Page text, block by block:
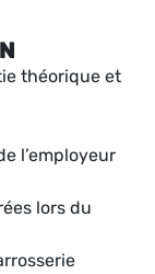
théorique et
l’employeur
lors du